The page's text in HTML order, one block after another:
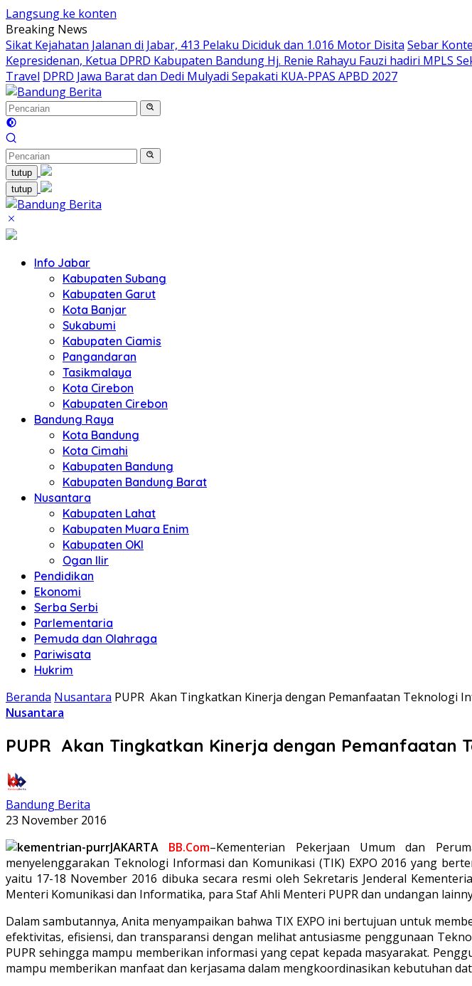
Langsung ke konten
Breaking News
Sikat Kejahatan Jalanan di Jabar, 413 Pelaku Diciduk dan 1.016 Motor Disita Sebar
Kepresidenan, Ketua DPRD Kabupaten Bandung Hj. Renie Rahayu Fauzi hadiri MPLS
Travel DPRD Jawa Barat dan Dedi Mulyadi Sepakati KUA-PPAS APBD 2027
tutup
tutup
Info Jabar
Kabupaten Subang
Kabupaten Garut
Kota Banjar
Sukabumi
Kabupaten Ciamis
Pangandaran
Tasikmalaya
Kota Cirebon
Kabupaten Cirebon
Bandung Raya
Kota Bandung
Kota Cimahi
Kabupaten Bandung
Kabupaten Bandung Barat
Nusantara
Kabupaten Lahat
Kabupaten Muara Enim
Kabupaten OKI
Ogan Ilir
Pendidikan
Ekonomi
Serba Serbi
Parlementaria
Pemuda dan Olahraga
Pariwisata
Hukrim
Beranda Nusantara PUPR Akan Tingkatkan Kinerja dengan Pemanfaatan Teknologi
Nusantara
PUPR Akan Tingkatkan Kinerja dengan Pemanfaatan
Bandung Berita
23 November 2016
JAKARTA BB.Com–Kementerian Pekerjaan Umum dan
menyelenggarakan Teknologi Informasi dan Komunikasi (TIK) EXPO 2016 yang
yaitu 17-18 November 2016 dibuka secara resmi oleh Sekretaris Jenderal
Menteri Komunikasi dan Informatika, para Staf Ahli Menteri PUPR dan undangan
Dalam sambutannya, Anita menyampaikan bahwa TIX EXPO ini bertujuan untuk
efektivitas, efisiensi, dan transparansi dengan melihat antusiasme penggunaan
PUPR sehingga mampu memberikan informasi yang cepat kepada masyarakat.
mampu memberikan manfaat dan kerjasama dalam mengkoordinasikan kebutuhan